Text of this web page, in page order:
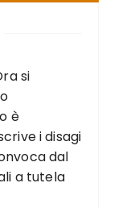
si
è
i disagi
dal
a tutela